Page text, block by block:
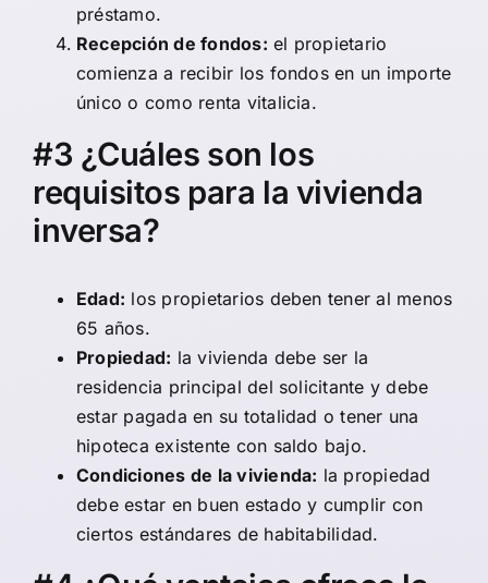
préstamo.
Recepción de fondos: el propietario
comienza a recibir los fondos en un importe
único o como renta vitalicia.
#3 ¿Cuáles son los
requisitos para la vivienda
inversa?
Edad: los propietarios deben tener al menos
65 años.
Propiedad: la vivienda debe ser la
residencia principal del solicitante y debe
estar pagada en su totalidad o tener una
hipoteca existente con saldo bajo.
Condiciones de la vivienda: la propiedad
debe estar en buen estado y cumplir con
ciertos estándares de habitabilidad.